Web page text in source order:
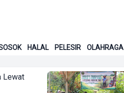
HALAL PELESIR OLAHRAGA
Lewat